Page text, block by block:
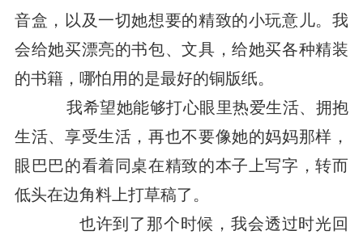
音盒，以及一切她想要的精致的小玩意儿。我
会给她买漂亮的书包、文具，给她买各种精装
的书籍，哪怕用的是最好的铜版纸。
我希望她能够打心眼里热爱生活、拥抱
生活、享受生活，再也不要像她的妈妈那样，
眼巴巴的看着同桌在精致的本子上写字，转而
低头在边角料上打草稿了。
也许到了那个时候，我会透过时光回